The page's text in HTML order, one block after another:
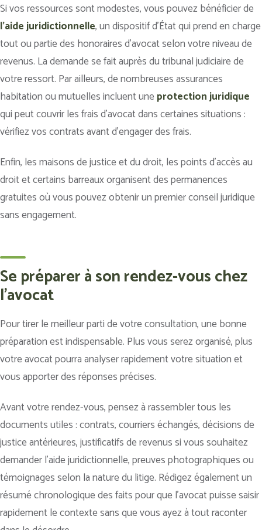
Si vos ressources sont modestes, vous pouvez bénéficier de
l’aide juridictionnelle, un dispositif d’État qui prend en charge
tout ou partie des honoraires d’avocat selon votre niveau de
revenus. La demande se fait auprès du tribunal judiciaire de
votre ressort. Par ailleurs, de nombreuses assurances
habitation ou mutuelles incluent uneprotection juridique
qui peut couvrir les frais d’avocat dans certaines situations :
vérifiez vos contrats avant d’engager des frais.
Enfin, les maisons de justice et du droit, les points d’accès au
droit et certains barreaux organisent des permanences
gratuites où vous pouvez obtenir un premier conseil juridique
sans engagement.
Se préparer à son rendez-vous chez
l'avocat
Pour tirer le meilleur parti de votre consultation, une bonne
préparation est indispensable. Plus vous serez organisé, plus
votre avocat pourra analyser rapidement votre situation et
vous apporter des réponses précises.
Avant votre rendez-vous, pensez à rassembler tous les
documents utiles : contrats, courriers échangés, décisions de
justice antérieures, justificatifs de revenus si vous souhaitez
demander l’aide juridictionnelle, preuves photographiques ou
témoignages selon la nature du litige. Rédigez également un
résumé chronologique des faits pour que l’avocat puisse saisir
rapidement le contexte sans que vous ayez à tout raconter